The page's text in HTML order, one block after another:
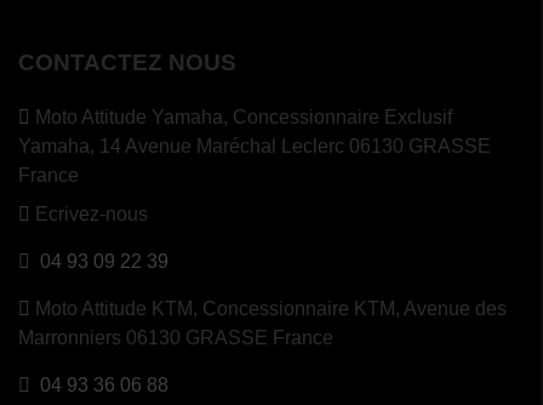
CONTACTEZ NOUS
Moto Attitude Yamaha, Concessionnaire Exclusif
Yamaha, 14 Avenue Maréchal Leclerc 06130 GRASSE
France
Ecrivez-nous
04 93 09 22 39
Moto Attitude KTM, Concessionnaire KTM, Avenue des
Marronniers 06130 GRASSE France
04 93 36 06 88